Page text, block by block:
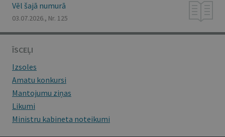
Vēl šajā numurā
03.07.2026., Nr. 125
ĪSCEĻI
Izsoles
Amatu konkursi
Mantojumu ziņas
Likumi
Ministru kabineta noteikumi